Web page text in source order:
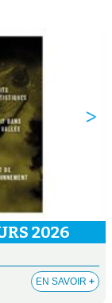
2026
EN SAVOIR +